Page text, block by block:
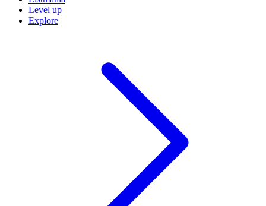
Level up
Explore